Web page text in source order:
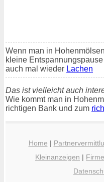
Wenn man in
kleine
auch mal wieder Lachen
Das ist vielleicht auch
Wie kommt man in
richtigen Bank und zum
Home |
Kleinanzeigen |